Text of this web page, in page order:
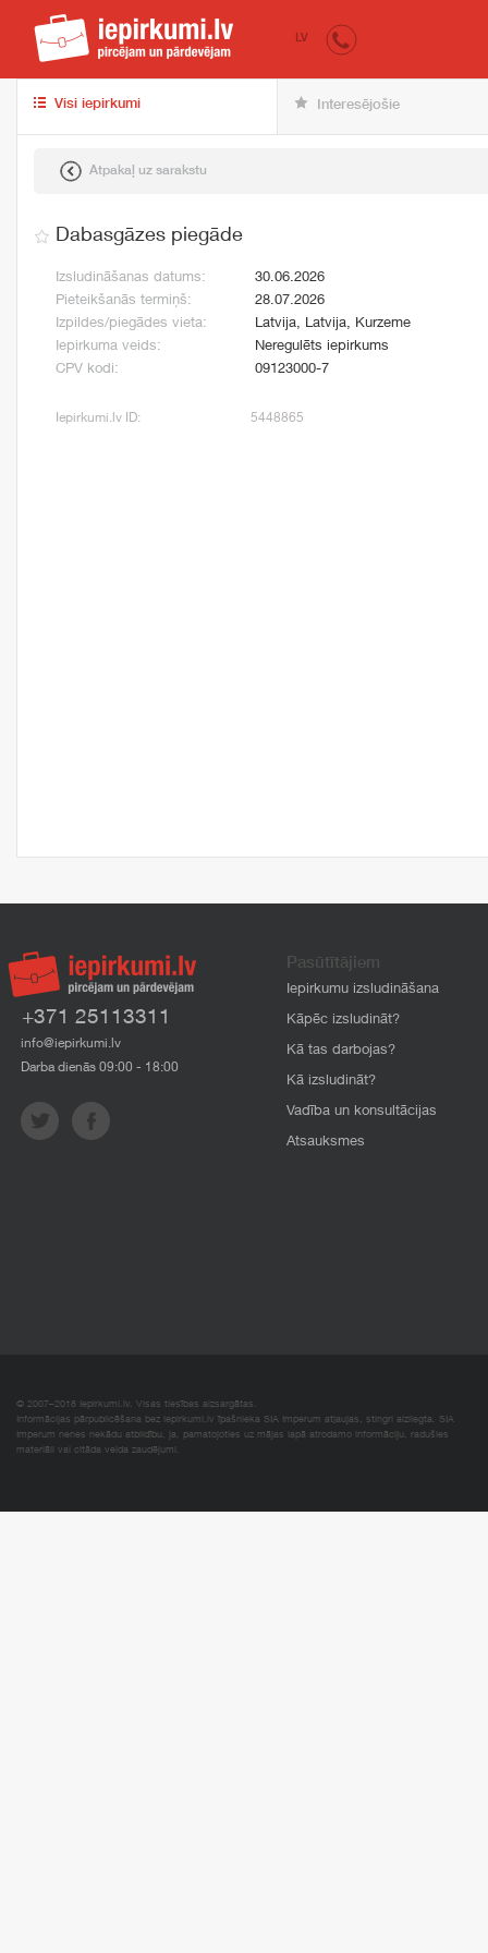
iepirkumi.lv
LV
Visi iepirkumi Interesējošie
Atpakaļ uz sarakstu
Dabasgāzes piegāde
Izsludināšanas datums:
30.06.2026
Pieteikšanās termiņš:
28.07.2026
Izpildes/piegādes vieta:
Latvija, Latvija, Kurzeme
Iepirkuma veids:
Neregulēts iepirkums
CPV kodi:
09123000-7
Iepirkumi.lv ID: 5448865
+371 25113311
info@iepirkumi.lv
Darba dienās 09:00 - 18:00
Pasūtītājiem
Iepirkumu izsludināšana
Kāpēc izsludināt?
Kā tas darbojas?
Kā izsludināt?
Vadība un konsultācijas
Atsauksmes
© 2007–2018 Iepirkumi.lv. Visas tiesības aizsargātas.
Informācijas pārpublicēšana bez iepirkumi.lv īpašnieka SIA Imperum atļaujas, stingri aizliegta. SIA
Imperum nenes nekādu atbildību, ja, pamatojoties uz mājas lapā atrodamo informāciju, radušies
materiāli vai citāda veida zaudējumi.